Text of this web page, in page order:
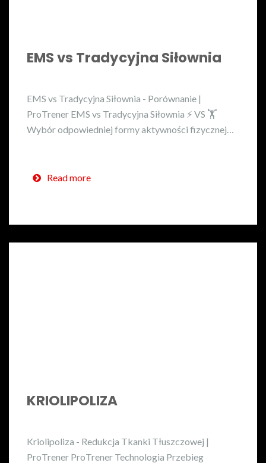
EMS vs Tradycyjna Siłownia
EMS vs Tradycyjna Siłownia - Porównanie |
ProTrener EMS vs Tradycyjna Siłownia ⚡ VS 🏋️
Wybór odpowiedniej formy aktywności fizycznej…
Read more
KRIOLIPOLIZA
Kriolipoliza - Redukcja Tkanki Tłuszczowej |
ProTrener ProTrener Technologia Przebieg